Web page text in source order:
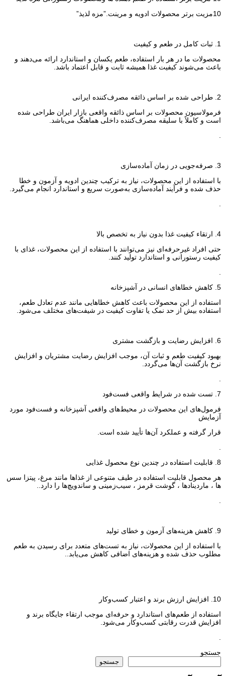
10مزیت برتر محصولات ادویه و مرینت.”مزه لذیذ”
1. ثبات کامل در طعم و کیفیت
محصولات ما در هر بار استفاده، طعم یکسان و استاندارد ارائه می‌دهند و
باعث می‌شوند کیفیت غذا همیشه ثابت و قابل اعتماد باشد.
2. طراحی شده بر اساس ذائقه مصرف‌کننده ایرانی
فرمولاسیون محصولات بر اساس ذائقه واقعی بازار ایران طراحی شده
است و کاملاً با سلیقه مصرف‌کننده داخلی هماهنگ می‌باشد.
3. صرفه‌جویی در زمان آماده‌سازی
با استفاده از این محصولات، نیاز به ترکیب چندین ادویه و آزمون و خطا
حذف شده و فرآیند آماده‌سازی به‌صورت سریع و استاندارد انجام می‌گیرد.
4. ارتقاء کیفیت غذا بدون نیاز به تخصص بالا
حتی افراد غیرحرفه‌ای نیز می‌توانند با استفاده از این محصولات، غذای با
کیفیت رستورانی و استاندارد تولید کنند.
5. کاهش خطاهای انسانی در آشپزخانه
استفاده از این محصولات باعث کاهش خطاهایی مانند عدم تعادل طعم،
استفاده بیش از حد نمک یا تفاوت کیفیت در شیفت‌های مختلف می‌شود.
6. افزایش رضایت و بازگشت مشتری
بهبود کیفیت طعم و ثبات آن، موجب افزایش رضایت مشتریان و افزایش
نرخ بازگشت آن‌ها می‌گردد.
7. تست شده در شرایط واقعی فست‌فود
فرمول‌های این محصولات در محیط‌های واقعی آشپزخانه و فست‌فود مورد
آزمایش
قرار گرفته و عملکرد آن‌ها تأیید شده است.
8. قابلیت استفاده در چندین نوع محصول غذایی
هر محصول قابلیت استفاده در طیف متنوعی از غذاها مانند مرغ، پیتزا سس
ها ، ماردینادها ، گوشت قرمز ، سیب‌زمینی و ساندویچ‌ها را دارد..
9. کاهش هزینه‌های آزمون و خطای تولید
با استفاده از این محصولات، نیاز به تست‌های متعدد برای رسیدن به طعم
مطلوب حذف شده و هزینه‌های اضافی کاهش می‌یابد..
10. افزایش ارزش برند و اعتبار کسب‌وکار
استفاده از طعم‌های استاندارد و حرفه‌ای موجب ارتقاء جایگاه برند و
افزایش قدرت رقابتی کسب‌وکار می‌شود.
جستجو
جستجو